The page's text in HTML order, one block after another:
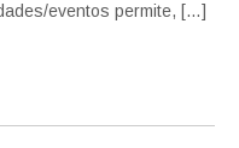
eventos permite, […]